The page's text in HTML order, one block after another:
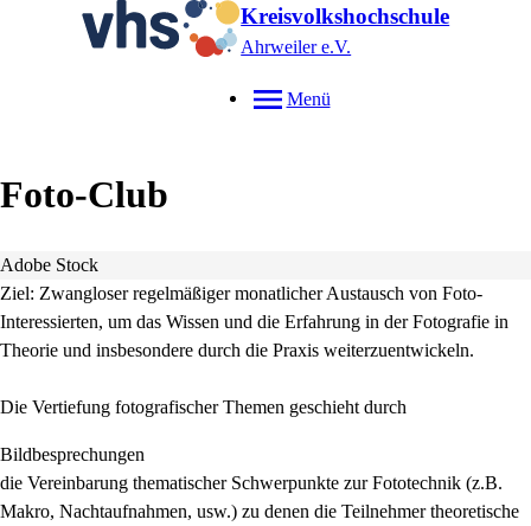
Kreisvolkshochschule
Ahrweiler e.V.
Menü
Foto-Club
Adobe Stock
Ziel: Zwangloser regelmäßiger monatlicher Austausch von Foto-
Interessierten, um das Wissen und die Erfahrung in der Fotografie in
Theorie und insbesondere durch die Praxis weiterzuentwickeln.
Die Vertiefung fotografischer Themen geschieht durch
Bildbesprechungen
die Vereinbarung thematischer Schwerpunkte zur Fototechnik (z.B.
Makro, Nachtaufnahmen, usw.) zu denen die Teilnehmer theoretische